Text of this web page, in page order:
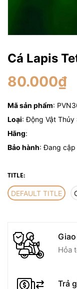
Cá Lapis
80.000₫
Mã sản phẩm:
Loại: Động Vật Thủy
Hãng:
Bảo hành: Đang cập
TITLE:
DEFAULT TITLE
Hỏa
Trả